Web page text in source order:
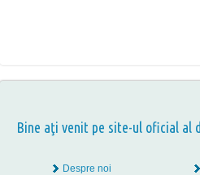
Bine aţi venit pe site-ul oficial
Despre noi